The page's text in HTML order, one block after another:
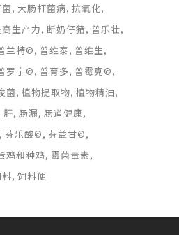
大肠杆菌病 抗氧化
生产力 断奶仔猪 普乐壮
兰特© 普维泰 普维生
罗宁© 普育多 普霉克©
菌 植物提取物 植物精油
肝 肠漏 肠道健康
芬乐酸© 芬益甘©
鸡和种鸡 霉菌毒素
饲料便